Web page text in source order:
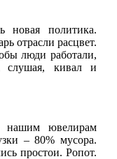
новая политика.
отрасли расцвет.
люди работали,
слушая, кивал и
нашим ювелирам
– 80% мусора.
простои. Ропот.